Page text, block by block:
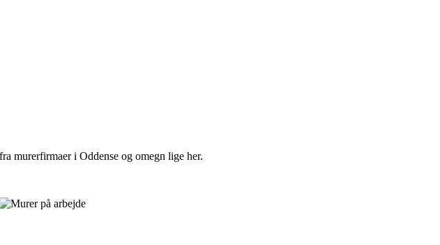
murerfirmaer i Oddense og omegn lige her.